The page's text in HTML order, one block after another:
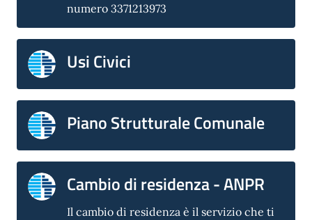
numero 3371213973
Usi Civici
Piano Strutturale Comunale
Cambio di residenza - ANPR
Il cambio di residenza è il servizio che ti